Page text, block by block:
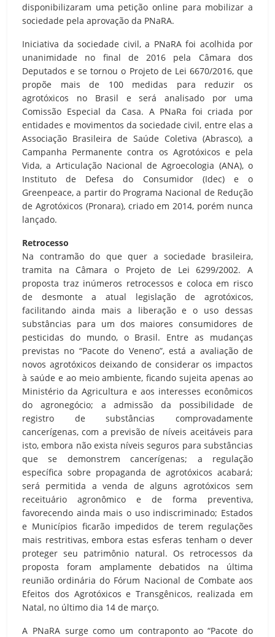
disponibilizaram uma petição online para mobilizar a
sociedade pela aprovação da PNaRA.
Iniciativa da sociedade civil, a PNaRA foi acolhida por
unanimidade no final de 2016 pela Câmara dos
Deputados e se tornou o Projeto de Lei 6670/2016, que
propõe mais de 100 medidas para reduzir os
agrotóxicos no Brasil e será analisado por uma
Comissão Especial da Casa. A PNaRa foi criada por
entidades e movimentos da sociedade civil, entre elas a
Associação Brasileira de Saúde Coletiva (Abrasco), a
Campanha Permanente contra os Agrotóxicos e pela
Vida, a Articulação Nacional de Agroecologia (ANA), o
Instituto de Defesa do Consumidor (Idec) e o
Greenpeace, a partir do Programa Nacional de Redução
de Agrotóxicos (Pronara), criado em 2014, porém nunca
lançado.
Retrocesso
Na contramão do que quer a sociedade brasileira,
tramita na Câmara o Projeto de Lei 6299/2002. A
proposta traz inúmeros retrocessos e coloca em risco
de desmonte a atual legislação de agrotóxicos,
facilitando ainda mais a liberação e o uso dessas
substâncias para um dos maiores consumidores de
pesticidas do mundo, o Brasil. Entre as mudanças
previstas no “Pacote do Veneno”, está a avaliação de
novos agrotóxicos deixando de considerar os impactos
à saúde e ao meio ambiente, ficando sujeita apenas ao
Ministério da Agricultura e aos interesses econômicos
do agronegócio; a admissão da possibilidade de
registro de substâncias comprovadamente
cancerígenas, com a previsão de níveis aceitáveis para
isto, embora não exista níveis seguros para substâncias
que se demonstrem cancerígenas; a regulação
específica sobre propaganda de agrotóxicos acabará;
será permitida a venda de alguns agrotóxicos sem
receituário agronômico e de forma preventiva,
favorecendo ainda mais o uso indiscriminado; Estados
e Municípios ficarão impedidos de terem regulações
mais restritivas, embora estas esferas tenham o dever
proteger seu patrimônio natural. Os retrocessos da
proposta foram amplamente debatidos na última
reunião ordinária do Fórum Nacional de Combate aos
Efeitos dos Agrotóxicos e Transgênicos, realizada em
Natal, no último dia 14 de março.
A PNaRA surge como um contraponto ao “Pacote do